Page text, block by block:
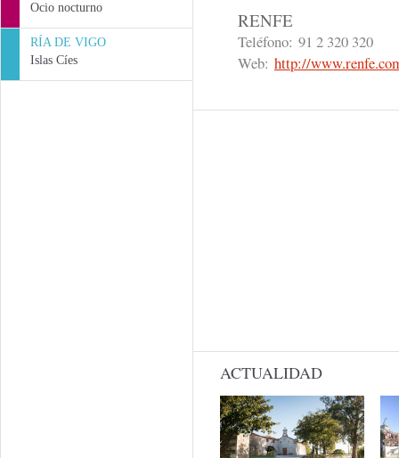
Ocio nocturno
RÍA DE VIGO
Islas Cíes
RENFE
Teléfono: 91 2 320 320
Web: http://
ACTUALIDAD